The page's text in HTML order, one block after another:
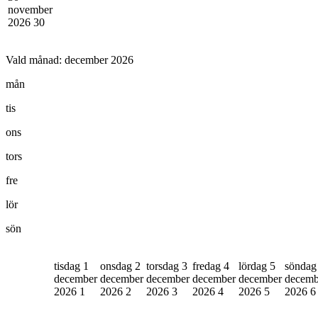
november
2026 30
Vald månad: december 2026
mån
tis
ons
tors
fre
lör
sön
tisdag 1
december
2026 1
onsdag 2
december
2026 2
torsdag 3
december
2026 3
fredag 4
december
2026 4
lördag 5
december
2026 5
2026 6